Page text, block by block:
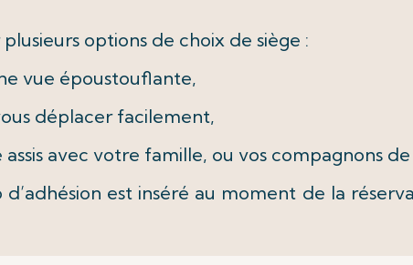
options de choix de siège :
vue époustouflante,
déplacer facilement,
avec votre famille, ou vos compagnons
est inséré au moment de la